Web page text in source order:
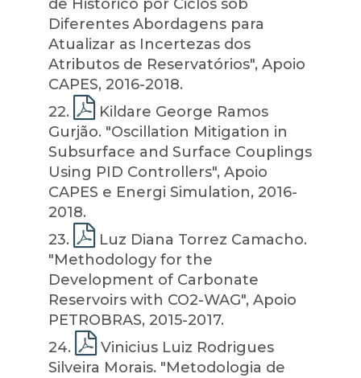
de Histórico por Ciclos sob
Diferentes Abordagens para
Atualizar as Incertezas dos
Atributos de Reservatórios", Apoio
CAPES, 2016-2018.
22.
Kildare George Ramos
Gurjão. "Oscillation Mitigation in
Subsurface and Surface Couplings
Using PID Controllers", Apoio
CAPES e Energi Simulation, 2016-
2018.
23.
Luz Diana Torrez Camacho.
"Methodology for the
Development of Carbonate
Reservoirs with CO2-WAG", Apoio
PETROBRAS, 2015-2017.
24.
Vinicius Luiz Rodrigues
Silveira Morais. "Metodologia de